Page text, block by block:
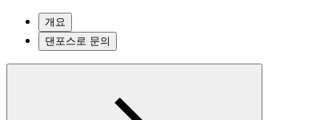
개요
댄포스로 문의